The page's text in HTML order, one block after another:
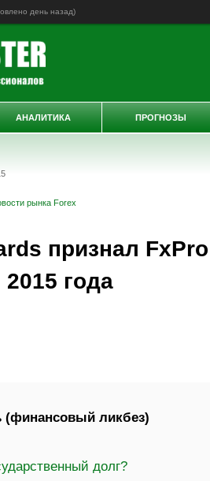
день назад)
рынка Forex
признал
года
(финансовый ликбез)
долг?
АНАЛИТИКА ПРОГНОЗЫ